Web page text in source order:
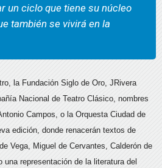
un ciclo que tiene su núcleo
también se vivirá en la
la Fundación Siglo de Oro, JRivera
Nacional de Teatro Clásico, nombres
Campos, o la Orquesta Ciudad de
edición, donde renacerán textos de
Vega, Miguel de Cervantes, Calderón de
una representación de la literatura del